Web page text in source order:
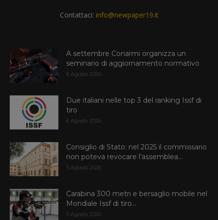
Contattaci: info@newpaper19.it
A settembre Conarmi organizza un
seminario di aggiornamento normativo
6 Agosto 2026
Due italiani nelle top 3 del ranking Issf di
tiro
6 Agosto 2026
Consiglio di Stato: nel 2025 il commissario
non poteva revocare l’assemblea...
5 Agosto 2026
Carabina 300 metri e bersaglio mobile nel
Mondiale Issf di tiro...
5 Agosto 2026